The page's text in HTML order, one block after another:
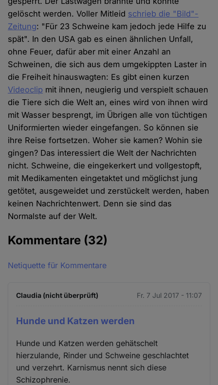
gelöscht werden. Voller Mitleid schrieb die "Bild"-
Zeitung: "Für 23 Schweine kam jedoch jede Hilfe zu
spät". In den USA gab es einen ähnlichen Unfall,
ohne Feuer, dafür aber mit einer Anzahl an
Schweinen, die sich aus dem umgekippten Laster in
die Freiheit hinauswagten: Es gibt einen kurzen
Videoclip mit ihnen, neugierig und verspielt schauen
die Tiere sich die Welt an, eines wird von ihnen wird
mit Wasser besprengt, im Übrigen alle von tüchtigen
Uniformierten wieder eingefangen. So können sie
ihre Reise fortsetzen. Woher sie kamen? Wohin sie
gingen? Das interessiert die Welt der Nachrichten
nicht. Schweine, die eingekerkert und vollgestopft,
mit Medikamenten eingetaktet und möglichst jung
getötet, ausgeweidet und zerstückelt werden, haben
keinen Nachrichtenwert. Denn sie sind das
Normalste auf der Welt.
Kommentare (32)
Netiquette für Kommentare
Claudia (nicht überprüft) Fr. 7 Jul 2017 - 11:07
Hunde und Katzen werden
Hunde und Katzen werden gehätschelt
hierzulande, Rinder und Schweine geschlachtet
und verzehrt. Karnismus nennt sich diese
Schizophrenie.